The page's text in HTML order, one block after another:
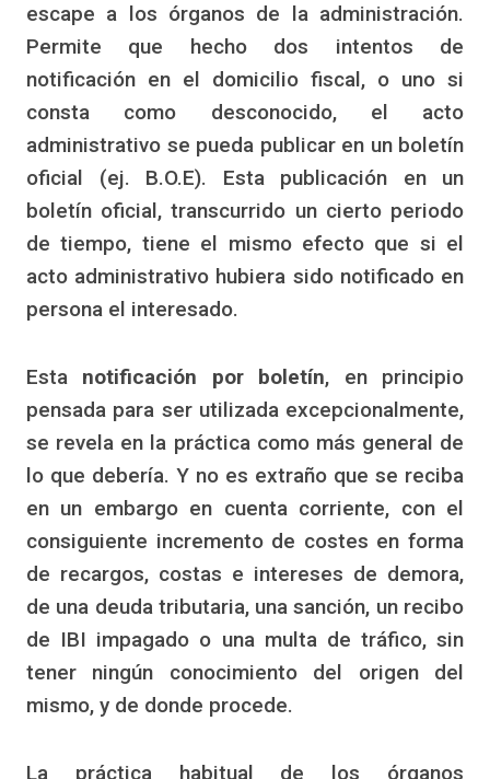
escape a los órganos de la administración.
Permite que hecho dos intentos de
notificación en el domicilio fiscal, o uno si
consta como desconocido, el acto
administrativo se pueda publicar en un boletín
oficial (ej. B.O.E). Esta publicación en un
boletín oficial, transcurrido un cierto periodo
de tiempo, tiene el mismo efecto que si el
acto administrativo hubiera sido notificado en
persona el interesado.
Esta notificación por boletín, en principio
pensada para ser utilizada excepcionalmente,
se revela en la práctica como más general de
lo que debería. Y no es extraño que se reciba
en un embargo en cuenta corriente, con el
consiguiente incremento de costes en forma
de recargos, costas e intereses de demora,
de una deuda tributaria, una sanción, un recibo
de IBI impagado o una multa de tráfico, sin
tener ningún conocimiento del origen del
mismo, y de donde procede.
La práctica habitual de los órganos